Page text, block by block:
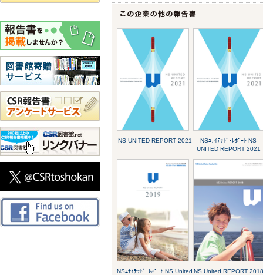
NS UNITED REPORT 2021
NSﾕﾅｲﾃｯﾄﾞ･ﾚﾎﾟｰﾄ NS
UNITED REPORT 2021
NSﾕﾅｲﾃｯﾄﾞ･ﾚﾎﾟｰﾄ NS United NS United REPORT 2018